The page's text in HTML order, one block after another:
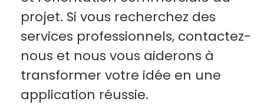
projet. Si vous recherchez des
services professionnels, contactez-
nous et nous vous aiderons à
transformer votre idée en une
application réussie.